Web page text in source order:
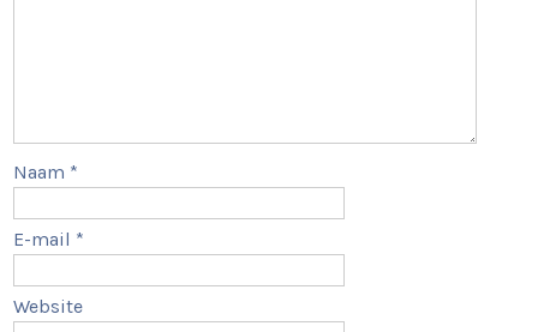
Naam *
E-mail *
Website